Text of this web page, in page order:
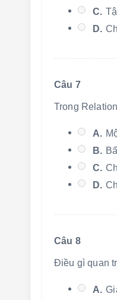
C.
D.
Câu 7
Trong
A.
B.
C.
D.
Câu 8
Điều gì quan
A.